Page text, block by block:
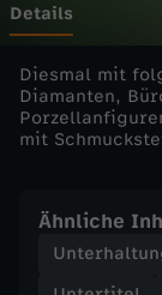
s
-
d
e
Details
Diesmal mit
Diamanten,
mit
Ähnliche